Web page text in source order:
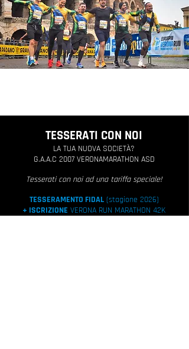
TESSERATI CON NOI
LA TUA NUOVA SOCIETÀ?
G.A.A.C 2007 VERONAMARATHON ASD
Tesserati con noi ad una tariffa speciale!
TESSERAMENTO FIDAL(stagione 2026)
+ ISCRIZIONE VERONA RUN MARATHON 42K